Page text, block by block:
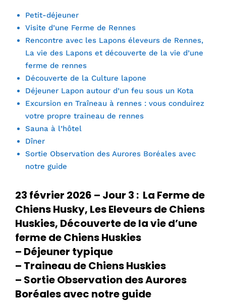
Petit-déjeuner
Visite d’une Ferme de Rennes
Rencontre avec les Lapons éleveurs de Rennes,
La vie des Lapons et découverte de la vie d’une
ferme de rennes
Découverte de la Culture lapone
Déjeuner Lapon autour d’un feu sous un Kota
Excursion en Traîneau à rennes : vous conduirez
votre propre traineau de rennes
Sauna à l’hôtel
Dîner
Sortie Observation des Aurores Boréales avec
notre guide
23 février 2026 – Jour 3 : La Ferme de
Chiens Husky, Les Eleveurs de Chiens
Huskies, Découverte de la vie d’une
ferme de Chiens Huskies
– Déjeuner typique
– Traineau de Chiens Huskies
– Sortie Observation des Aurores
Boréales avec notre guide